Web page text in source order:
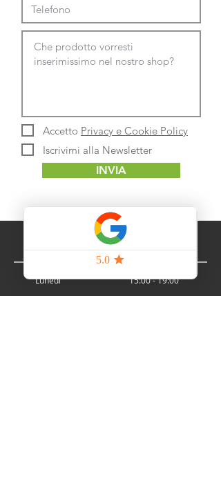
Accetto Privacy e Cookie Policy
Iscrivimi alla Newsletter
INVIA
ORARI STRUTTURA
Lunedì 15:00 - 19:00